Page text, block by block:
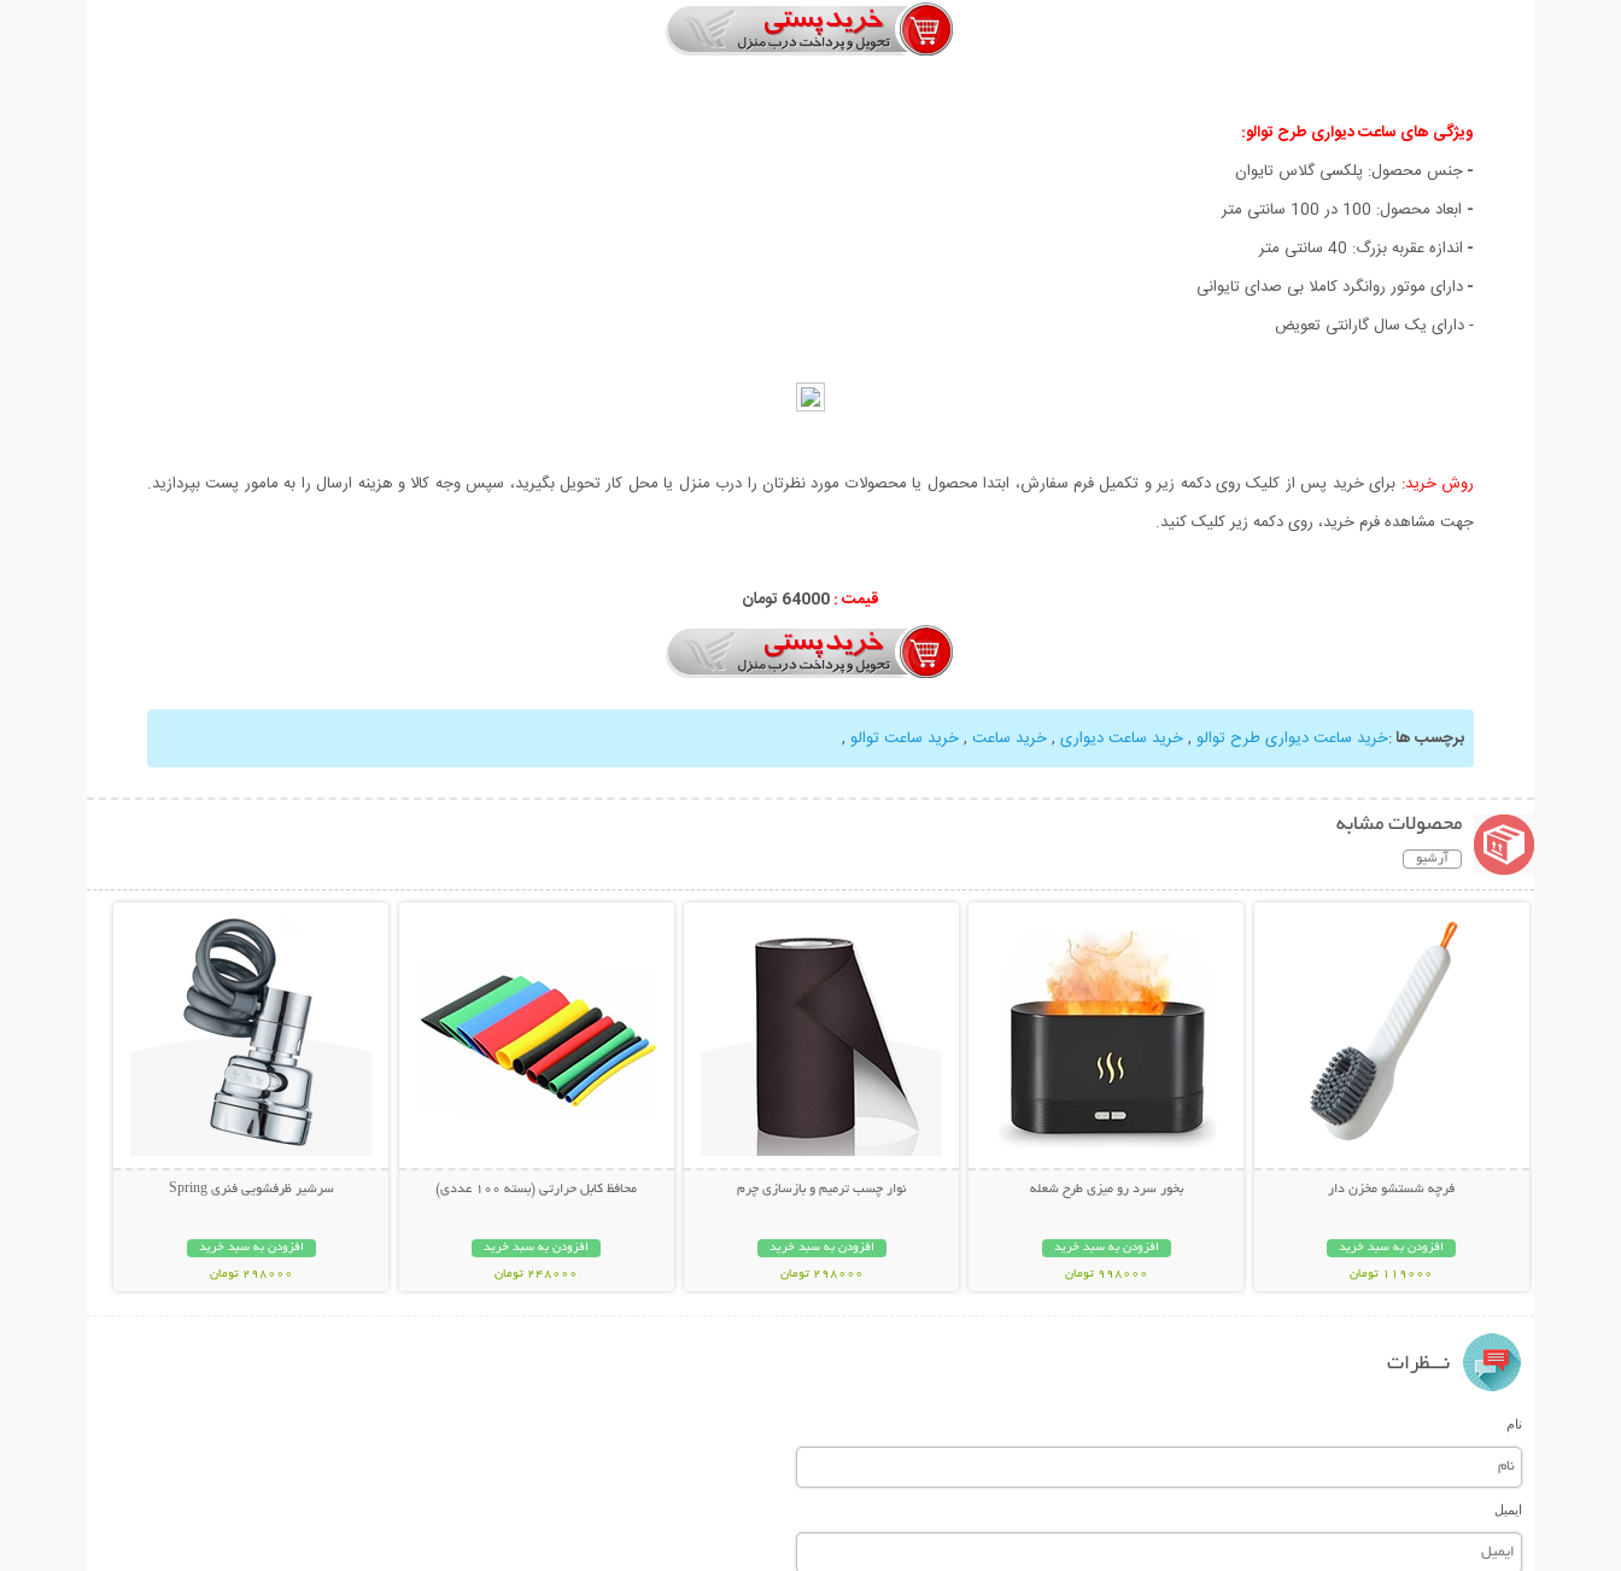
ویژگی های ساعت دیواری طرح توالو:
-جنس محصول: پلکسی گلاس تايوان
- ابعاد محصول: 100 در 100 سانتی متر
- اندازه عقربه بزرگ: 40 سانتی متر
-دارای موتور روانگرد کاملا بی صدای تایوانی
- دارای یک سال گارانتی تعویض
روش خرید: برای خرید پس از کلیک روی دکمه زیر و تکمیل فرم سفارش، ابتدا محصول یا محصولات مورد نظرتان را درب منزل یا محل کار تحویل بگیرید، سپس وجه کالا و هزینه ارسال را به مامور پست بپردازید.
جهت مشاهده فرم خرید، روی دکمه زیر کلیک کنید.
قیمت :64000 تومان
برچسب ها:خرید ساعت دیواری طرح توالو ,خرید ساعت دیواری ,خرید ساعت ,خرید ساعت توالو ,
محصولات مشابه
آرشیو
فرچه شستشو مخزن دار
افزودن به سبد خرید
119000 تومان
بخور سرد رو میزی طرح شعله
افزودن به سبد خرید
998000 تومان
نوار چسب ترمیم و بازسازی چرم
افزودن به سبد خرید
298000 تومان
محافظ کابل حرارتی (بسته 100 عددی)
افزودن به سبد خرید
248000 تومان
سرشیر ظرفشویی فنری Spring
افزودن به سبد خرید
298000 تومان
نـــظرات
نام
ایمیل